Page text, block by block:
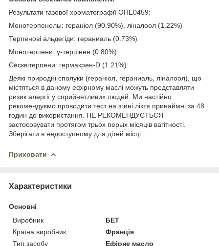
Результати газової хроматографії OHE0459:
Монотерпенолы: гераніол (90.90%), ліналоол (1.22%)
Терпенові альдегіди: гераниаль (0.73%)
Монотерпени: γ-терпінен (0.80%)
Сесквітерпени: гермакрен-D (1.21%)
Деякі природні сполуки (гераніол, гераниаль, ліналоол), що
містяться в даному ефірному маслі можуть представляти
ризик алергії у сприйнятливих людей. Ми настійно
рекомендуємо проводити тест на згині ліктя принаймні за 48
годин до використання. НЕ РЕКОМЕНДУЄТЬСЯ
застосовувати протягом трьох перых місяців вагітності.
Зберігати в недоступному для дітей місці.
Приховати
Характеристики
Основні
Виробник
БЕТ
Країна виробник
Франція
Тип засобу
Ефірне масло